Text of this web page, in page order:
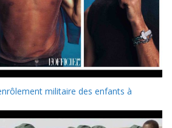
militaire des enfants à